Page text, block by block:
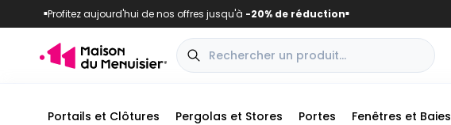
■Profitez aujourd'hui de nos offres jusqu'à -20% de réduction■
Portails et Clôtures Pergolas et Stores Portes Fenêtres et Baies